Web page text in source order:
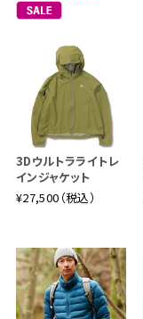
3Dウルトラライトレ
インジャケット
¥27,500（税込）